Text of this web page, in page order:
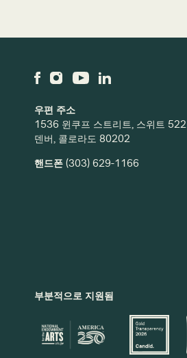
우편 주소
1536 윈쿠프 스트리트, 스위트 522
덴버, 콜로라도 80202
핸드폰 (303) 629-1166
부분적으로 지원됨